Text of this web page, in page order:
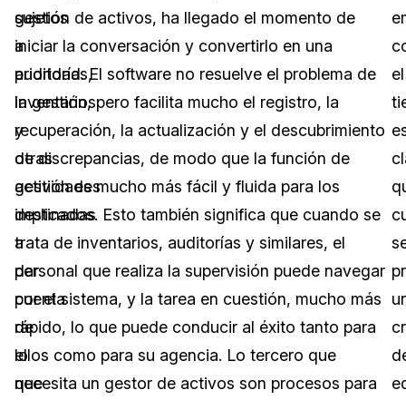
sujetos
a
auditorías,
inventarios
y
otras
actividades
destinadas
a
dar
cuenta
de
lo
que
gestión de activos, ha llegado el momento de
iniciar la conversación y convertirlo en una
prioridad. El software no resuelve el problema de
la gestión, pero facilita mucho el registro, la
recuperación, la actualización y el descubrimiento
de discrepancias, de modo que la función de
gestión es mucho más fácil y fluida para los
implicados. Esto también significa que cuando se
trata de inventarios, auditorías y similares, el
personal que realiza la supervisión puede navegar
por el sistema, y la tarea en cuestión, mucho más
rápido, lo que puede conducir al éxito tanto para
ellos como para su agencia. Lo tercero que
necesita un gestor de activos son procesos para
el